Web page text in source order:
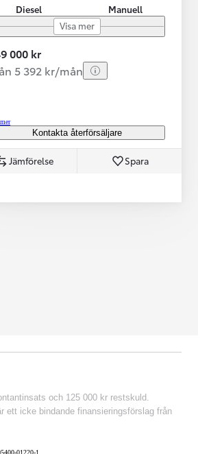
Diesel
Manuell
Visa mer
000 kr
5 392 kr/mån
Kontakta återförsäljare
Jämförelse Spara
och 125 000 kr restskuld.
ett icke bindande finansieringsförslag från
01220-1